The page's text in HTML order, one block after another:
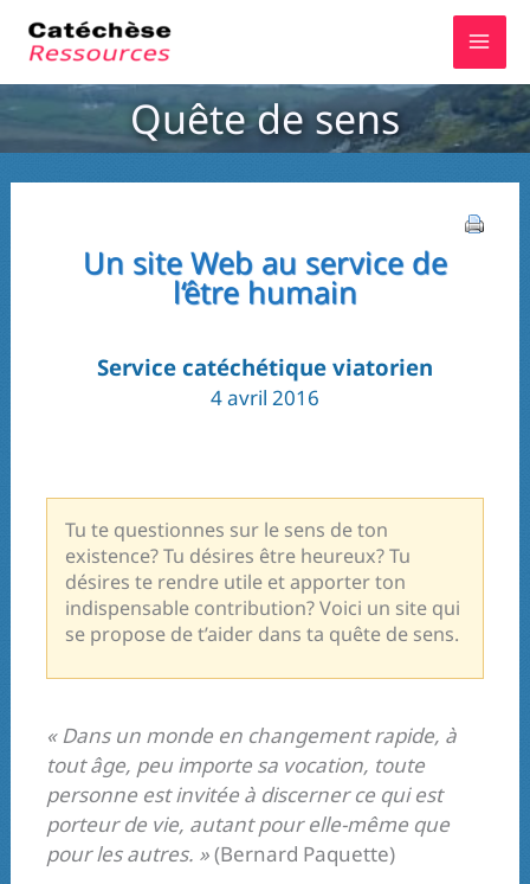
Quête de sens
Un site Web au service de
l‘être humain
Service catéchétique viatorien
4 avril 2016
Tu te questionnes sur le sens de ton
existence? Tu désires être heureux? Tu
désires te rendre utile et apporter ton
indispensable contribution? Voici un site qui
se propose de t’aider dans ta quête de sens.
« Dans un monde en changement rapide, à
tout âge, peu importe sa vocation, toute
personne est invitée à discerner ce qui est
porteur de vie, autant pour elle-même que
pour les autres. »(Bernard Paquette)